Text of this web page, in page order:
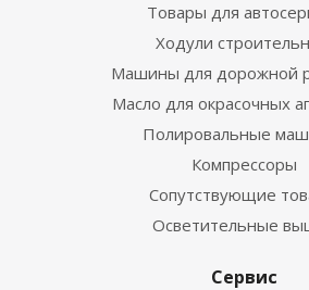
Товары для
Ходули
Машины для дорожной
Масло для окрасочных
Полировальные
Компрессоры
Сопутствующие
Осветительные
Сервис